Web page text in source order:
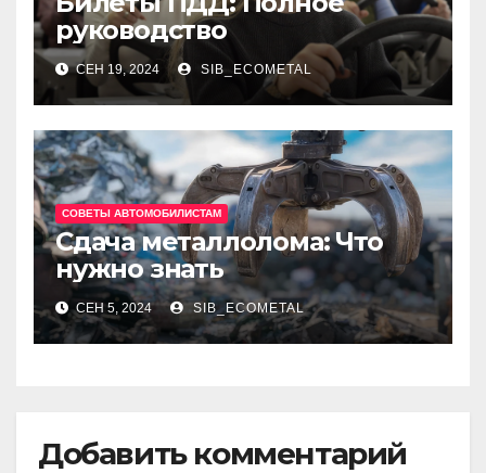
руководство
СЕН 19, 2024 SIB_ECOMETAL
СОВЕТЫ АВТОМОБИЛИСТАМ
Сдача металлолома: Что
нужно знать
СЕН 5, 2024 SIB_ECOMETAL
Добавить комментарий